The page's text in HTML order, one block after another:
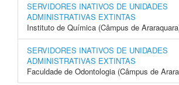
SERVIDORES INATIVOS DE UNIDADES
ADMINISTRATIVAS EXTINTAS
Instituto de Química (Câmpus de
SERVIDORES INATIVOS DE UNIDADES
ADMINISTRATIVAS EXTINTAS
Faculdade de Odontologia (Câmpus de